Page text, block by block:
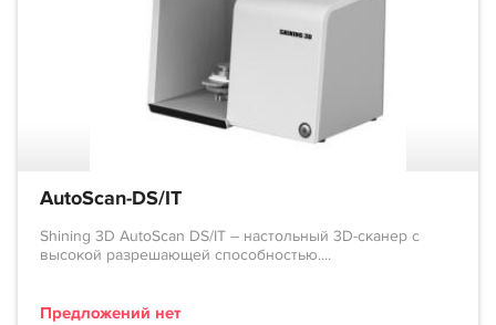
AutoScan-DS/IT
Shining 3D AutoScan DS/IT – настольный 3D-сканер с
высокой разрешающей способностью....
Предложений нет